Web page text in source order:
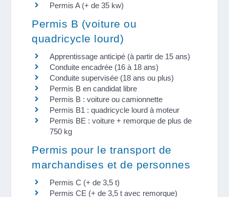
Permis A (+ de 35 kw)
Permis B (voiture ou
quadricycle lourd)
Apprentissage anticipé (à partir de 15 ans)
Conduite encadrée (16 à 18 ans)
Conduite supervisée (18 ans ou plus)
Permis B en candidat libre
Permis B : voiture ou camionnette
Permis B1 : quadricycle lourd à moteur
Permis BE : voiture + remorque de plus de
750 kg
Permis pour le transport de
marchandises et de personnes
Permis C (+ de 3,5 t)
Permis CE (+ de 3,5 t avec remorque)